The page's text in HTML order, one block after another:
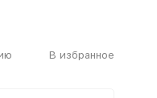
В избранное